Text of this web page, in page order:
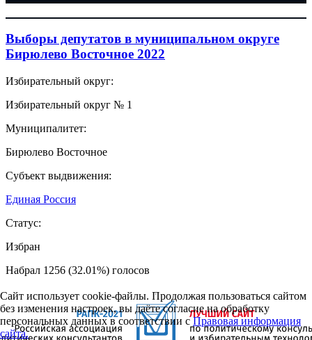
Выборы депутатов в муниципальном округе
Бирюлево Восточное 2022
Избирательный округ:
Избирательный округ № 1
Муниципалитет:
Бирюлево Восточное
Субъект выдвижения:
Единая Россия
Статус:
Избран
Набрал 1256 (32.01%) голосов
Сайт использует cookie-файлы. Продолжая пользоваться сайтом
без изменения настроек, вы даёте согласие на обработку
персональных данных в соответствии сПравовая информация
сайта.